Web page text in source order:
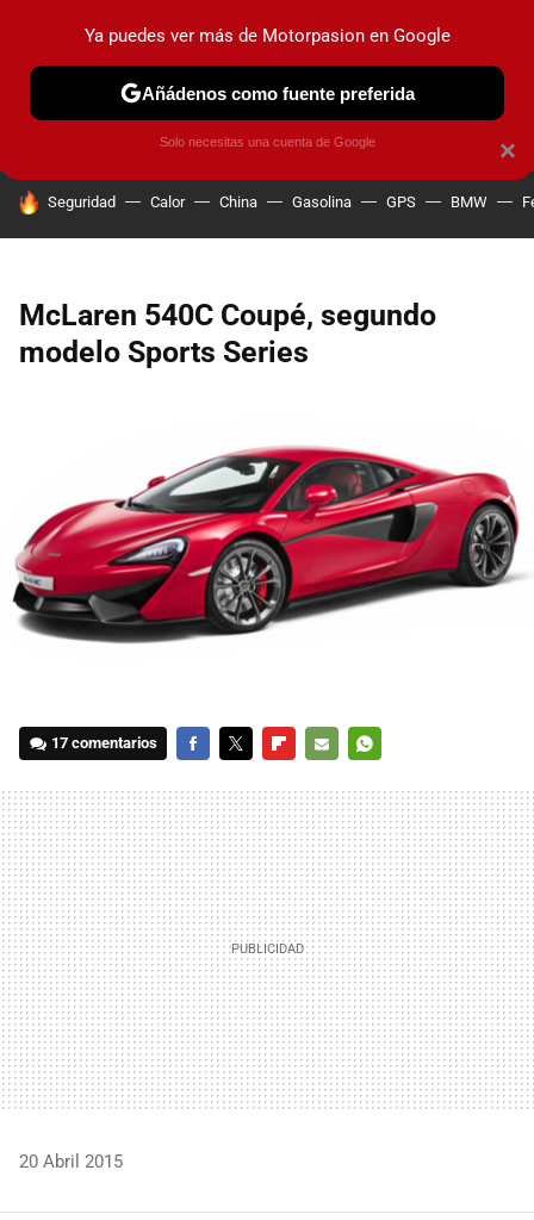
PRUEBAS COCHES ELÉCTRICOS OBSERVATORIO
HOY SE HABLA DE
Seguridad Calor China Gasolina GPS BMW
McLaren 540C Coupé, segundo
modelo Sports Series
17 comentarios
MAIL
20 Abril 2015
×
Ya puedes ver más de Motorpasion en Google
Añádenos como fuente preferida
Solo necesitas una cuenta de Google